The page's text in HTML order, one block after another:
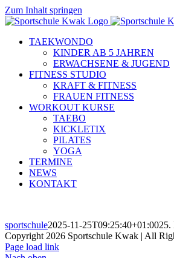
Zum Inhalt springen
TAEKWONDO
KINDER AB 5 JAHREN
ERWACHSENE & JUGEND
FITNESS STUDIO
KRAFT & FITNESS
FRAUEN FITNESS
WORKOUT KURSE
TAEBO
KICKLETIX
PILATES
YOGA
TERMINE
NEWS
KONTAKT
sportschule2025-11-25T09:25:40+01:0025.
Copyright 2026 Sportschule Kwak | All
Page load link